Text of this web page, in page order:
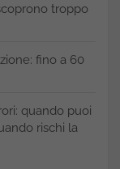
troppo
fino a 60
quando puoi
rischi la